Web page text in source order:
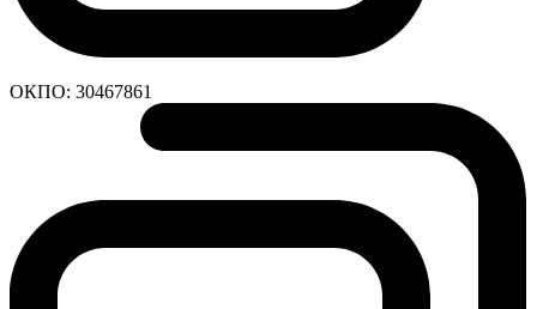
ОКПО: 30467861